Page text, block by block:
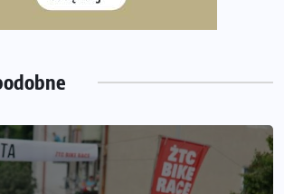
Warszawskiego – praktyczny
startem